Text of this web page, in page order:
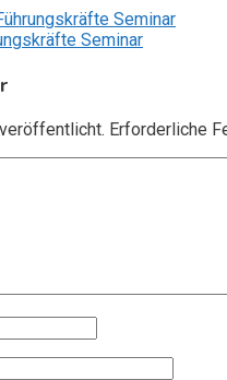
Seminar
Seminar
Erforderliche